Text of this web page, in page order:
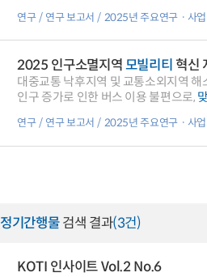
연구 연구 보고서 2025년 주요연구ㆍ사업
2025 인구소멸지역모빌리티 혁신
대중교통 낙후지역 및 교통소외지역
인구 증가로 인한 버스 이용 불편으로,
연구 연구 보고서 2025년 주요연구ㆍ사업
정기간행물검색 결과(3건)
KOTI 인사이트 Vol.2 No.6